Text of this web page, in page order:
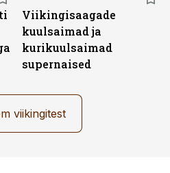
Viikingisaagade
kuulsaimad ja
kurikuulsaimad
supernaised
viikingitest